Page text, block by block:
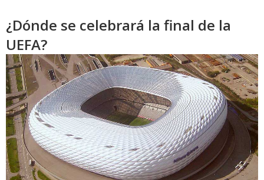
¿Dónde se celebrará la final de la
UEFA?